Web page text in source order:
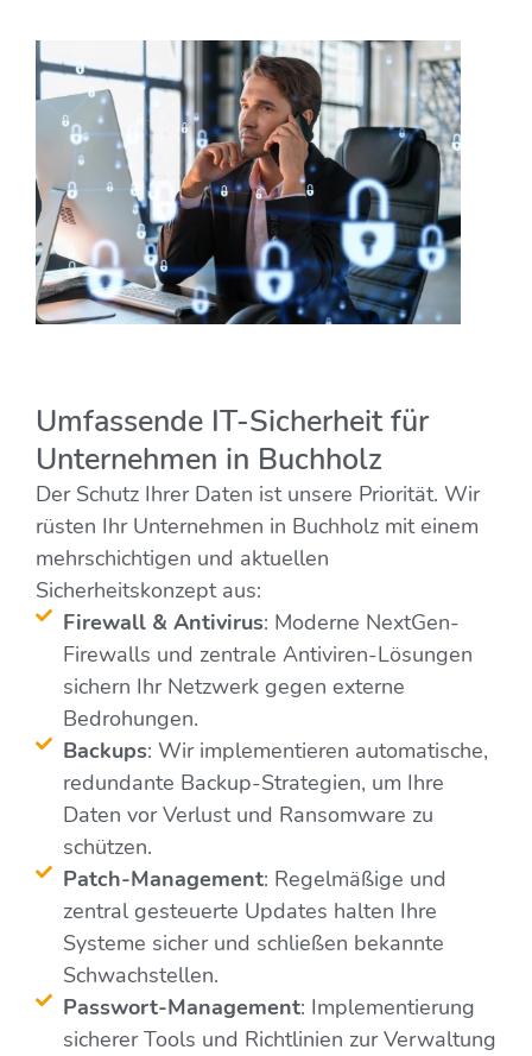
Umfassende IT-Sicherheit für
Unternehmen in Buchholz
Der Schutz Ihrer Daten ist unsere Priorität. Wir
rüsten Ihr Unternehmen in Buchholz mit einem
mehrschichtigen und aktuellen
Sicherheitskonzept aus:
Firewall & Antivirus: Moderne NextGen-
Firewalls und zentrale Antiviren-Lösungen
sichern Ihr Netzwerk gegen externe
Bedrohungen.
Backups: Wir implementieren automatische,
redundante Backup-Strategien, um Ihre
Daten vor Verlust und Ransomware zu
schützen.
Patch-Management: Regelmäßige und
zentral gesteuerte Updates halten Ihre
Systeme sicher und schließen bekannte
Schwachstellen.
Passwort-Management: Implementierung
sicherer Tools und Richtlinien zur Verwaltung